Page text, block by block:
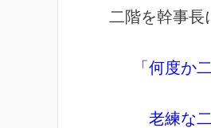
二階を幹事長
「何度か
老練な